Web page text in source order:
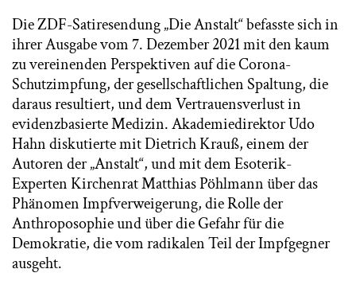
Die ZDF-Satiresendung „Die Anstalt“ befasste sich in
ihrer Ausgabe vom 7. Dezember 2021 mit den kaum
zu vereinenden Perspektiven auf die Corona-
Schutzimpfung, der gesellschaftlichen Spaltung, die
daraus resultiert, und dem Vertrauensverlust in
evidenzbasierte Medizin. Akademiedirektor Udo
Hahn diskutierte mit Dietrich Krauß, einem der
Autoren der „Anstalt“, und mit dem Esoterik-
Experten Kirchenrat Matthias Pöhlmann über das
Phänomen Impfverweigerung, die Rolle der
Anthroposophie und über die Gefahr für die
Demokratie, die vom radikalen Teil der Impfgegner
ausgeht.